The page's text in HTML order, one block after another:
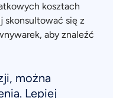
kosztach
skonsultować się z
aby znaleźć
można
Lepiej